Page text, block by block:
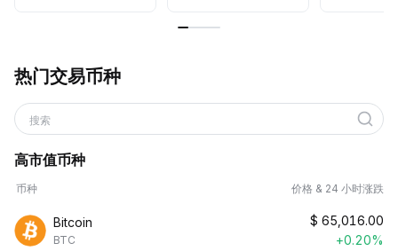
热门交易币种
搜索
高市值币种
币种 价格 & 24 小时涨跌
Bitcoin
BTC
$ 65,016.00
+0.20%